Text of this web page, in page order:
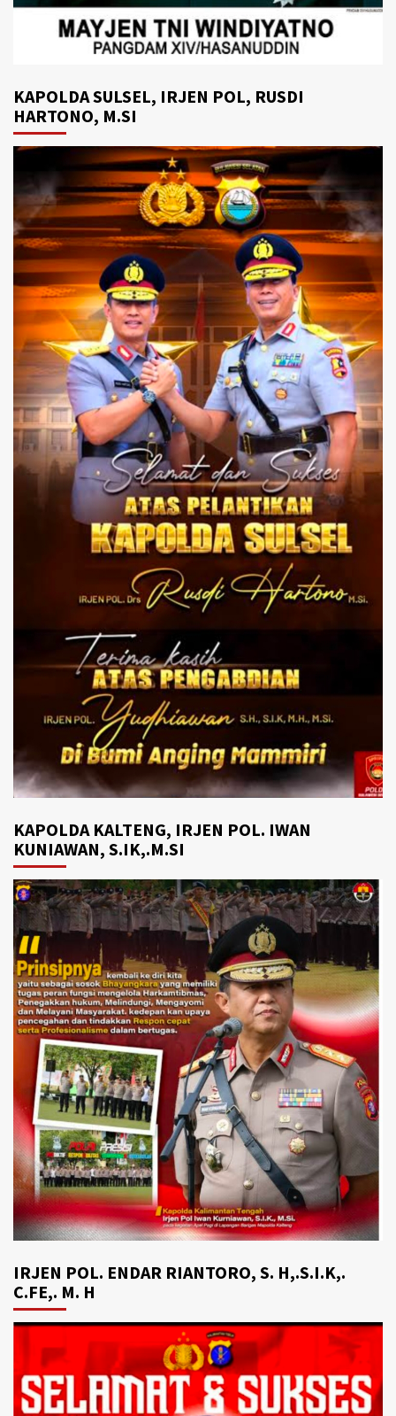
KAPOLDA SULSEL, IRJEN POL, RUSDI
HARTONO, M.SI
KAPOLDA KALTENG, IRJEN POL. IWAN
KUNIAWAN, S.IK,.M.SI
IRJEN POL. ENDAR RIANTORO, S. H,.S.I.K,.
C.FE,. M. H